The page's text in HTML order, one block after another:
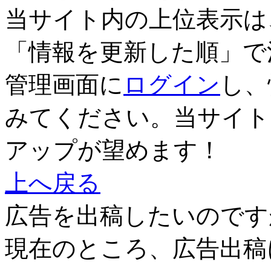
当サイト内の上位表示
「情報を更新した順」
管理画面に ログイン し
みてください。当サイ
アップが望めます！
上へ戻る
広告を出稿したいので
現在のところ、広告出